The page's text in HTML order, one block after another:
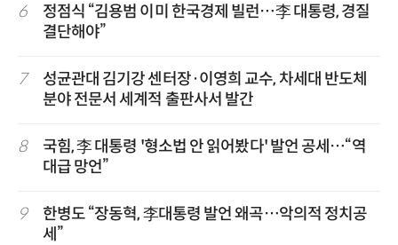
6
정점식 “김용범 이미 한국경제 빌런…李 대통령, 경질
결단해야”
7
성균관대 김기강 센터장·이영희 교수, 차세대 반도체
분야 전문서 세계적 출판사서 발간
8
국힘, 李 대통령 '형소법 안 읽어봤다' 발언 공세…“역
대급 망언”
9
한병도 “장동혁, 李대통령 발언 왜곡…악의적 정치공
세”